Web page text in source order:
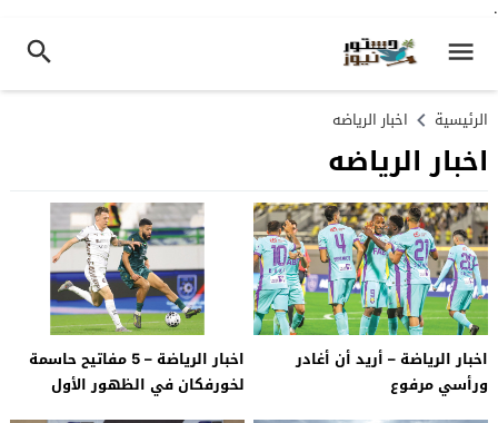
.
الرئيسية اخبار الرياضه
اخبار الرياضه
اخبار الرياضة – أريد أن أغادر
ورأسي مرفوع
اخبار الرياضة – 5 مفاتيح حاسمة
لخورفكان في الظهور الأول